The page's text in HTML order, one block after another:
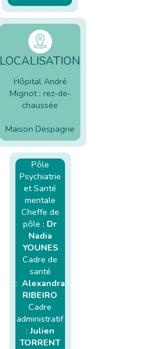
LOCALISATION
Hôpital André
Mignot : rez-de-
chaussée
Maison Despagne
Pôle
Psychiatrie
et Santé
mentale
Cheffe de
pôle : Dr
Nadia
YOUNES
Cadre de
santé
: Alexandra
RIBEIRO
Cadre
administratif
:Julien
TORRENT